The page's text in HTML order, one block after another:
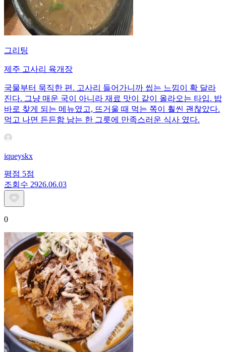
그리팅
제주 고사리 육개장
국물부터 묵직한 편. 고사리 들어가니까 씹는 느낌이 확 달라
진다. 그냥 매운 국이 아니라 재료 맛이 같이 올라오는 타입. 밥
바로 찾게 되는 메뉴였고, 뜨거울 때 먹는 쪽이 훨씬 괜찮았다.
먹고 나면 든든함 남는 한 그릇에 만족스러운 식사 였다.
iqueyskx
평점 5점
조회수 2926.06.03
0